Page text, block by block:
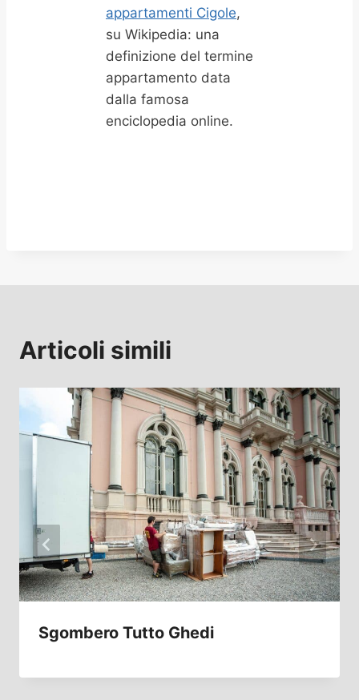
appartamenti Cigole,
su Wikipedia: una
definizione del termine
appartamento data
dalla famosa
enciclopedia online.
Articoli simili
Sgombero Tutto Ghedi